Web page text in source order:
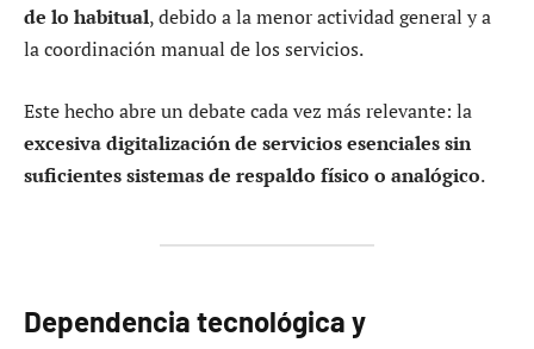
de lo habitual, debido a la menor actividad general y a
la coordinación manual de los servicios.
Este hecho abre un debate cada vez más relevante: la
excesiva digitalización de servicios esenciales sin
suficientes sistemas de respaldo físico o analógico.
Dependencia tecnológica y